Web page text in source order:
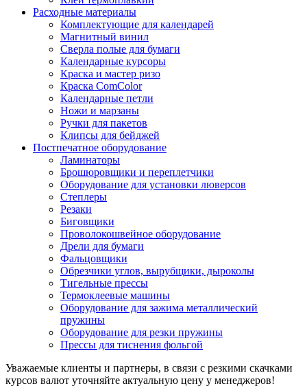
Расходные материалы
Комплектующие для календарей
Магнитный винил
Сверла полые для бумаги
Календарные курсоры
Краска и мастер ризо
Краска ComColor
Календарные петли
Ножи и марзаны
Ручки для пакетов
Клипсы для бейджей
Постпечатное оборудование
Ламинаторы
Брошюровщики и переплетчики
Оборудование для установки люверсов
Степлеры
Резаки
Биговщики
Проволокошвейное оборудование
Дрели для бумаги
Фальцовщики
Обрезчики углов, вырубщики, дыроколы
Тигельные прессы
Термоклеевые машины
Оборудование для зажима металлический
пружины
Оборудование для резки пружины
Прессы для тиснения фольгой
Уважаемые клиенты и партнеры, в связи с резкими скачками
курсов валют уточняйте актуальную цену у менеджеров!